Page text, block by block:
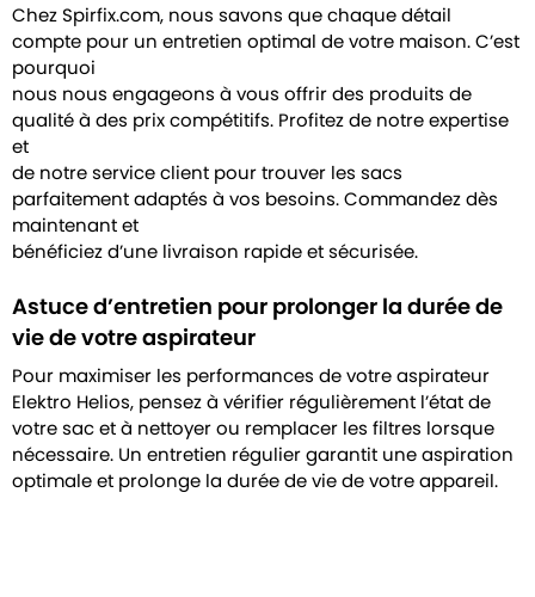
Chez Spirfix.com, nous savons que chaque détail
compte pour un entretien optimal de votre maison. C’est
pourquoi
nous nous engageons à vous offrir des produits de
qualité à des prix compétitifs. Profitez de notre expertise
et
de notre service client pour trouver les sacs
parfaitement adaptés à vos besoins. Commandez dès
maintenant et
bénéficiez d’une livraison rapide et sécurisée.
Astuce d’entretien pour prolonger la durée de
vie de votre aspirateur
Pour maximiser les performances de votre aspirateur
Elektro Helios, pensez à vérifier régulièrement l’état de
votre sac et à nettoyer ou remplacer les filtres lorsque
nécessaire. Un entretien régulier garantit une aspiration
optimale et prolonge la durée de vie de votre appareil.